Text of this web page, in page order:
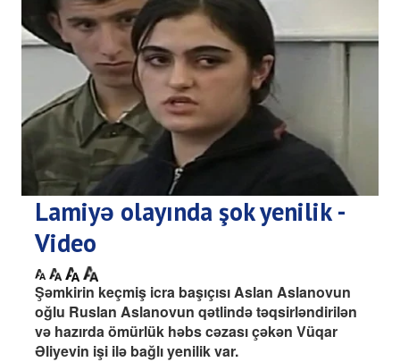
Lamiyə olayında şok yenilik -
Video
Şəmkirin keçmiş icra başıçısı Aslan Aslanovun
oğlu Ruslan Aslanovun qətlində təqsirləndirilən
və hazırda ömürlük həbs cəzası çəkən Vüqar
Əliyevin işi ilə bağlı yenilik var.